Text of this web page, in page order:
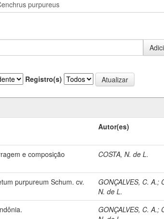
Registro(s)
Autor(es)
e composição
COSTA, N. de L.
purpureum Schum. cv.
GONÇALVES, C. A.;
N. de L.
GONÇALVES, C. A.;